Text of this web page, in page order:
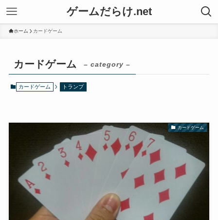
ゲームだらけ.net
ホーム カードゲーム
カードゲーム – category –
カードゲーム トランプ
カードゲーム